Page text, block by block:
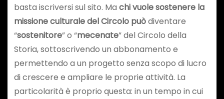
basta iscriversi sul sito. Ma chi vuole sostenere la
missione culturale del Circolo puòdiventare
“sostenitore” o “mecenate” del Circolo della
Storia, sottoscrivendo un abbonamento e
permettendo a un progetto senza scopo di lucro
di crescere e ampliare le proprie attività. La
particolarità è proprio questa: in un tempo in cui